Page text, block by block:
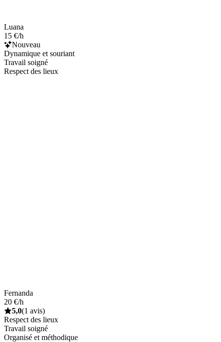
Luana
15 €/h
Nouveau
Dynamique et souriant
Travail soigné
Respect des lieux
Fernanda
20 €/h
5,0(1 avis)
Respect des lieux
Travail soigné
Organisé et méthodique